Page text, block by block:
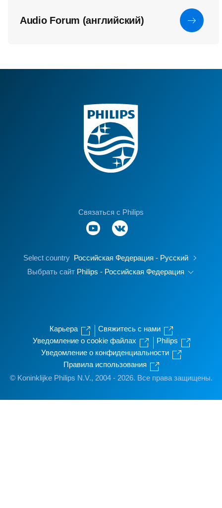
Audio Forum (английский)
Связаться с Philips
Select country Российская Федерация - Русский
Выбрать сайт Philips - Российская Федерация
Карьера
Свяжитесь с нами
Уведомление о cookie файлах
Philips
Уведомление о конфиденциальности
Правила использования
© Koninklijke Philips N.V., 2004 - 2026. Все права защищены.